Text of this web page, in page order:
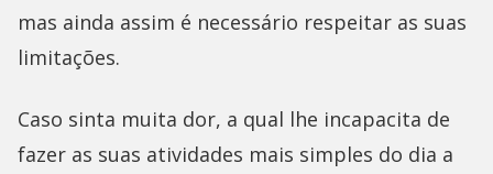
mas ainda assim é necessário respeitar as suas
limitações.
Caso sinta muita dor, a qual lhe incapacita de
fazer as suas atividades mais simples do dia a